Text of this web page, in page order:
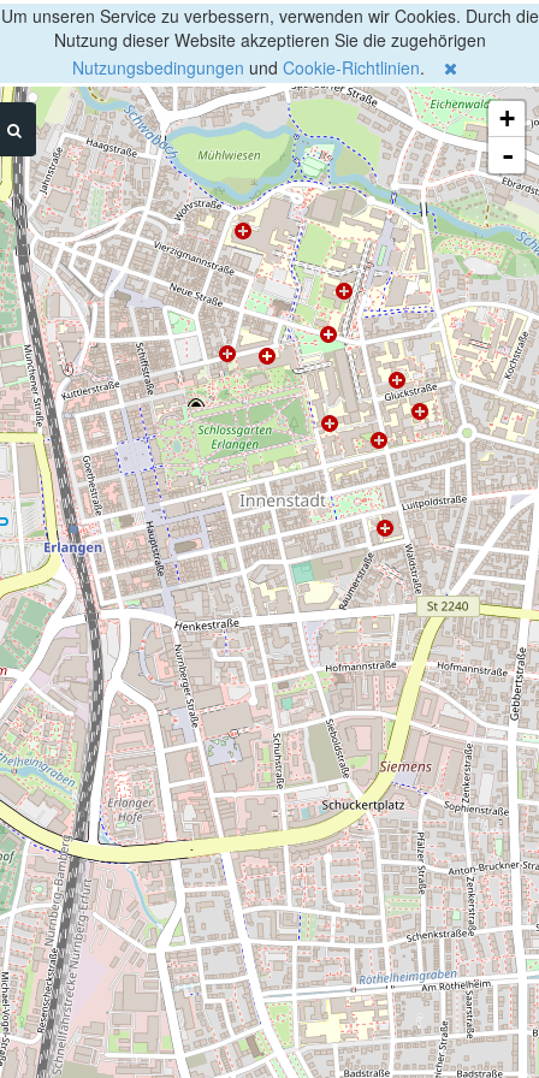
Um unseren Service zu verbessern, verwenden wir Cookies. Durch die
Nutzung dieser Website akzeptieren Sie die zugehörigen
Nutzungsbedingungen und Cookie-Richtlinien.
+
-